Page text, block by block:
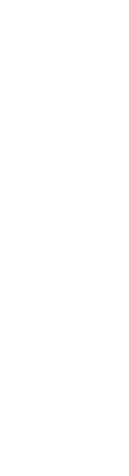
مبادرة توزيع
توزيع عبوات حليب
خان يونس، بالتعاون
مبادرة
تنفيذ حملة لتوزيع
الأطفال في شرق خان